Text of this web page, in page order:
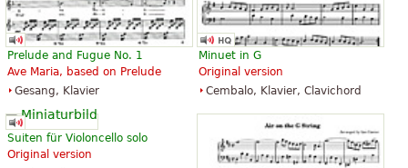
Prelude and Fugue No. 1
Ave Maria, based on Prelude
Gesang, Klavier
Minuet in G
Original version
Cembalo, Klavier, Clavichord
Suiten für Violoncello solo
Original version